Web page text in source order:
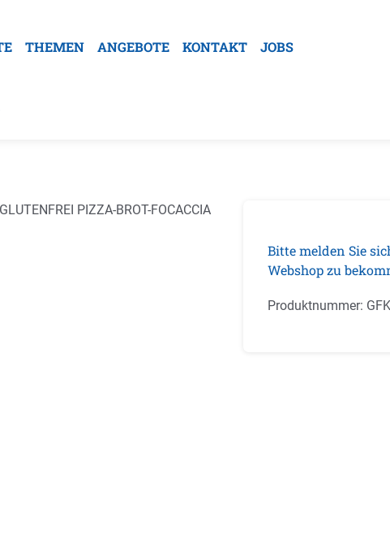
THEMEN ANGEBOTE KONTAKT JOBS
Bitte melden Sie
Webshop zu
Produktnummer: